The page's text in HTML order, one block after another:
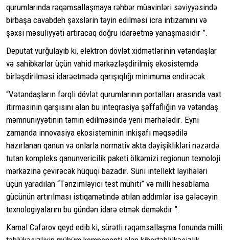
qurumlarında rəqəmsallaşmaya rəhbər müavinləri səviyyəsində
birbaşa cavabdeh şəxslərin təyin edilməsi icra intizamını və
şəxsi məsuliyyəti artıracaq doğru idarəetmə yanaşmasıdır ”.
Deputat vurğulayıb ki, elektron dövlət xidmətlərinin vətəndaşlar
və sahibkarlar üçün vahid mərkəzləşdirilmiş ekosistemdə
birləşdirilməsi idarəetmədə qarışıqlığı minimuma endirəcək:
“Vətəndaşların fərqli dövlət qurumlarının portalları arasında vaxt
itirməsinin qarşısını alan bu inteqrasiya şəffaflığın və vətəndaş
məmnuniyyətinin təmin edilməsində yeni mərhələdir. Eyni
zamanda innovasiya ekosisteminin inkişafı məqsədilə
hazırlanan qanun və onlarla normativ akta dəyişiklikləri nəzərdə
tutan kompleks qanunvericilik paketi ölkəmizi regionun texnoloji
mərkəzinə çevirəcək hüquqi bazadır. Süni intellekt layihələri
üçün yaradılan “Tənzimləyici test mühiti” və milli hesablama
gücünün artırılması istiqamətində atılan addımlar isə gələcəyin
texnologiyalarını bu gündən idarə etmək deməkdir ”.
Kamal Cəfərov qeyd edib ki, sürətli rəqəmsallaşma fonunda milli